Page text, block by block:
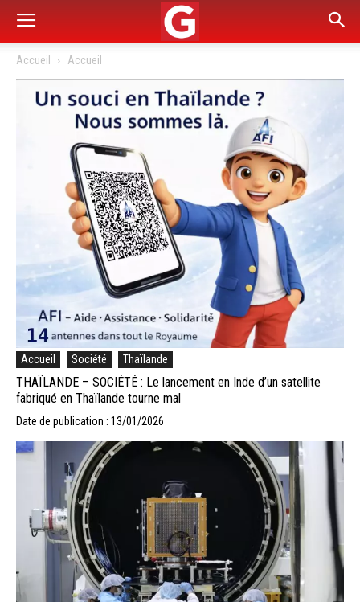
Accueil Accueil
Accueil Société Thaïlande
THAÏLANDE – SOCIÉTÉ : Le lancement en Inde d’un satellite
fabriqué en Thaïlande tourne mal
Date de publication : 13/01/2026